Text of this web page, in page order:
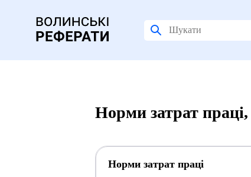
Норми затрат
Норми затрат праці